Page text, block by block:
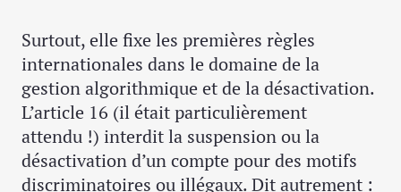
Surtout, elle fixe les premières règles
internationales dans le domaine de la
gestion algorithmique et de la désactivation.
L’article 16 (il était particulièrement
attendu !) interdit la suspension ou la
désactivation d’un compte pour des motifs
discriminatoires ou illégaux. Dit autrement :